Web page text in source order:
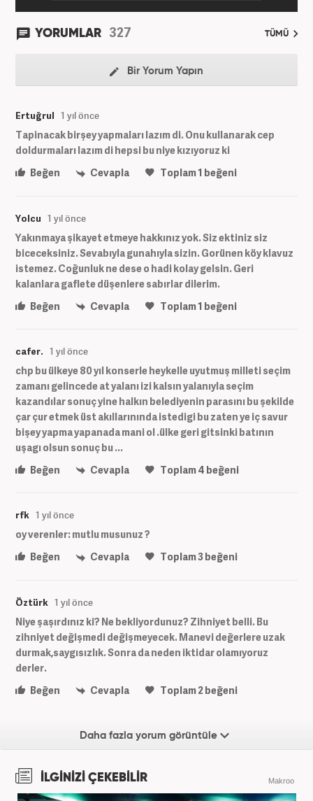
YORUMLAR 327 TÜMÜ
Bir Yorum Yapın
Ertuğrul 1 yıl önce
Tapinacak birşey yapmaları lazım di. Onu kullanarak cep
doldurmaları lazım di hepsi bu niye kızıyoruz ki
Beğen
Cevapla Toplam1 beğeni
Yolcu 1 yıl önce
Yakınmaya şikayet etmeye hakkınız yok. Siz ektiniz siz
biceceksiniz. Sevabıyla gunahıyla sizin. Gorünen köy klavuz
istemez. Coğunluk ne dese o hadi kolay gelsin. Geri
kalanlara gaflete düşenlere sabırlar dilerim.
Beğen
Cevapla Toplam1 beğeni
cafer. 1 yıl önce
chp bu ülkeye 80 yıl konserle heykelle uyutmuş milleti seçim
zamanı gelincede at yalanı izi kalsın yalanıyla seçim
kazandılar sonuç yine halkın belediyenin parasını bu şekilde
çar çur etmek üst akıllarınında istedigi bu zaten ye iç savur
bişey yapma yapanada mani ol .ülke geri gitsinki batının
uşagı olsun sonuç bu ...
Beğen
Cevapla Toplam4 beğeni
rfk 1 yıl önce
oy verenler: mutlu musunuz ?
Beğen
Cevapla Toplam3beğeni
Öztürk 1 yıl önce
Niye şaşırdınız ki? Ne bekliyordunuz? Zihniyet belli. Bu
zihniyet değişmedi değişmeyecek. Manevi değerlere uzak
durmak,saygısızlık. Sonra da neden iktidar olamıyoruz
derler.
Beğen
Cevapla Toplam2beğeni
Daha fazla yorum görüntüle
İLGİNİZİ ÇEKEBİLİR Makroo